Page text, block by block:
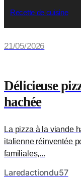
Recette de cuisine
21/05/2026
Délicieuse
hachée
La pizza à la viande
italienne réinventée
familiales,...
Laredactiondu57